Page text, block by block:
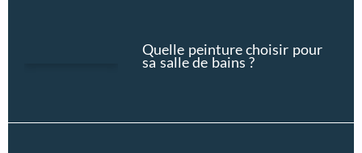
Quelle peinture choisir pour
sa salle de bains ?